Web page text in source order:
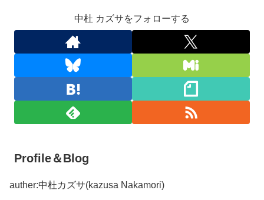
中杜 カズサをフォローする
Profile＆Blog
auther:中杜カズサ(kazusa Nakamori)